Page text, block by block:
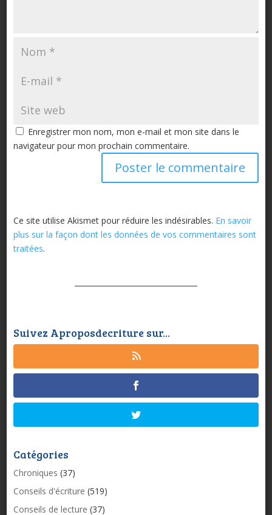
Enregistrer mon nom, mon e-mail et mon site dans le
navigateur pour mon prochain commentaire.
Ce site utilise Akismet pour réduire les indésirables. En savoir
plus sur la façon dont les données de vos commentaires sont
traitées.
Suivez Aproposdecriture sur...
Catégories
Chroniques (37)
Conseils d'écriture (519)
Conseils de lecture (37)